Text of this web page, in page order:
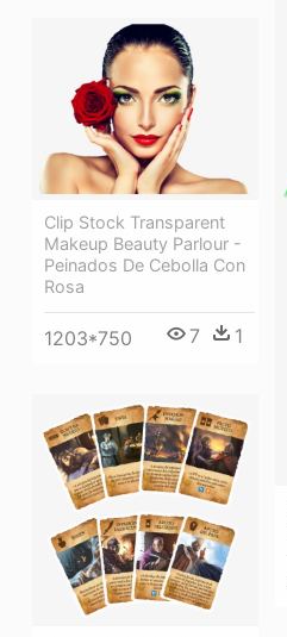
Clip Stock Transparent
Makeup Beauty Parlour -
Peinados De Cebolla Con
Rosa
1203*750 7 1